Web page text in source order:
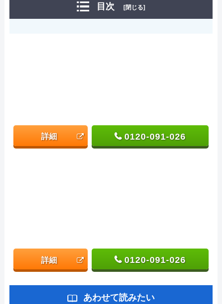
目次 [閉じる]
詳細 0120-091-026
詳細 0120-091-026
あわせて読みたい